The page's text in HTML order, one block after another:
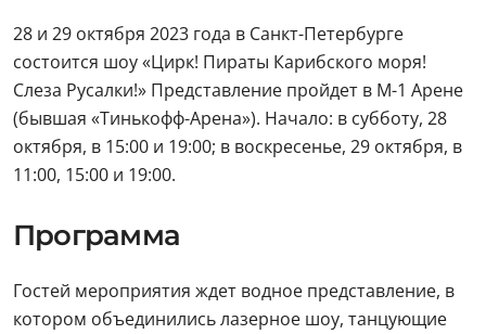
28 и 29 октября 2023 года в Санкт-Петербурге
состоится шоу «Цирк! Пираты Карибского моря!
Слеза Русалки!» Представление пройдет в М-1 Арене
(бывшая «Тинькофф-Арена»). Начало: в субботу, 28
октября, в 15:00 и 19:00; в воскресенье, 29 октября, в
11:00, 15:00 и 19:00.
Программа
Гостей мероприятия ждет водное представление, в
котором объединились лазерное шоу, танцующие